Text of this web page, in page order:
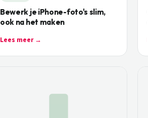
Bewerk je iPhone-foto's slim,
ook na het maken
Lees meer →